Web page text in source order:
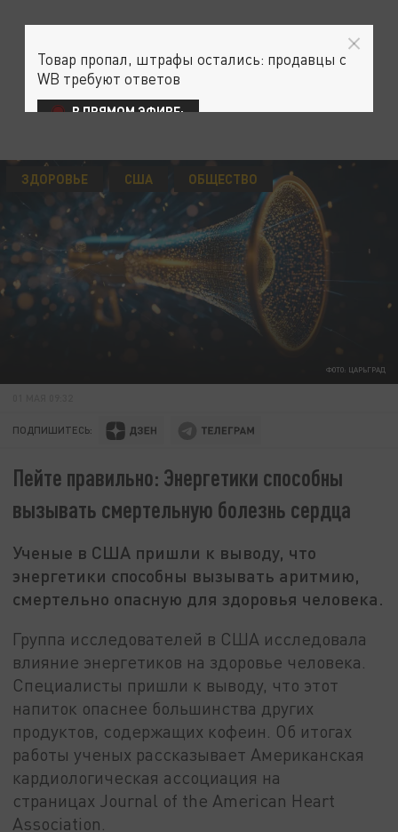
ФОТО: ЦАРЬГРАД
ЗДОРОВЬЕ США ОБЩЕСТВО
ПОДПИШИТЕСЬ:
Пейте правильно: Энергетики способны
вызывать смертельную болезнь сердца
Ученые в США пришли к выводу, что
энергетики способны вызывать аритмию,
смертельно опасную для здоровья человека.
Группа исследователей в США исследовала
влияние энергетиков на здоровье человека.
Специалисты пришли к выводу, что этот
напиток опаснее большинства других
продуктов, содержащих кофеин. Об итогах
работы ученых рассказывает Американская
кардиологическая ассоциация на
страницах Journal of the American Heart
Association.
Товар пропал, штрафы остались: продавцы с
WB требуют ответов
В ПРЯМОМ ЭФИРЕ: